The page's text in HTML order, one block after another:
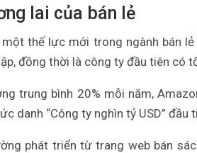
lai của bán lẻ
thế lực mới trong ngành bán
đồng thời là công ty đầu tiên có
trung bình 20% mỗi năm,
danh “Công ty nghìn tỷ USD” đầu
phát triển từ trang web bán